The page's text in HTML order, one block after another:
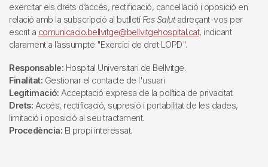
exercitar els drets d’accés, rectificació, cancel·lació i oposició en
relació amb la subscripció al butlletí Fes Salutadreçant-vos per
escrit a comunicacio.bellvitge@bellvitgehospital.cat, indicant
clarament a l’assumpte "Exercici de dret LOPD".
Responsable: Hospital Universitari de Bellvitge.
Finalitat: Gestionar el contacte de l'usuari
Legitimació: Acceptació expresa de la política de privacitat.
Drets: Accés, rectificació, supresió i portabilitat de les dades,
limitació i oposició al seu tractament.
Procedència: El propi interessat.